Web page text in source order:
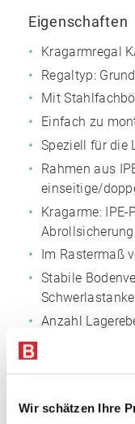
Wir schätzen Ihre
Eigenschaften
Kragarmregal
Regaltyp:
Mit
Einfach zu
Speziell für die
Rahmen aus
einseitige/
Kragarme:
Abrollsicherung
Im Rastermaß
Stabile
Anzahl
Feldlast: 1.500